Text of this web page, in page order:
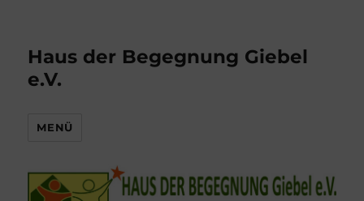
Haus der Begegnung Giebel
e.V.
MENÜ